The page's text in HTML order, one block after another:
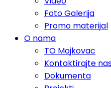
Foto Galerija
Promo materijal
O nama
TO Mojkovac
Kontaktirajte
Dokumenta